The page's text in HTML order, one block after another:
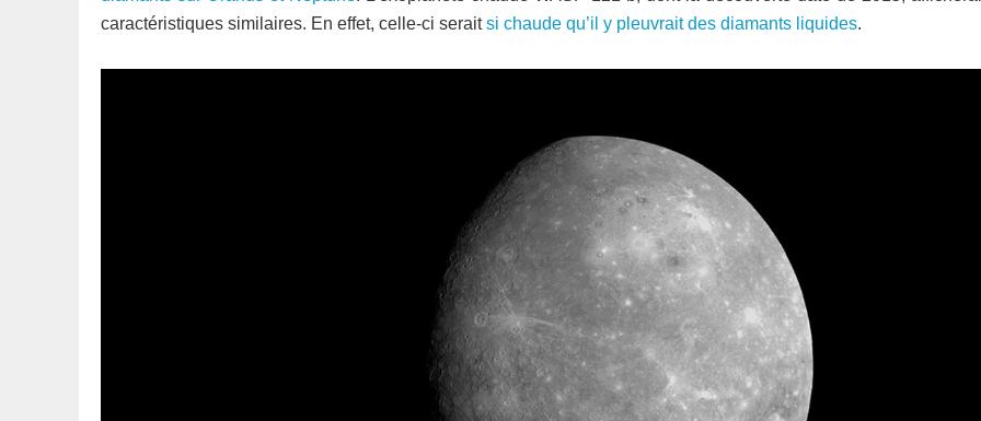
caractéristiques similaires. En effet, celle-ci seraitsi chaude qu’il y pleuvrait des diamants liquides.